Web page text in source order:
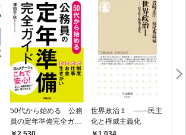
50代から始める 公務
員の定年準備完全ガイ
ド
世界政治１ ――民主
化と権威主義化